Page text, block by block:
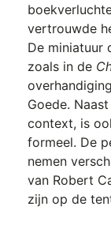
vertrouwde
De miniatuur
zoals in de
Goede.
context, is
formeel. De
nemen
van Robert
zijn op de